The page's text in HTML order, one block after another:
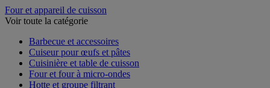
Four et appareil de cuisson
Voir toute la catégorie
Barbecue et accessoires
Cuiseur pour œufs et pâtes
Cuisinière et table de cuisson
Four et four à micro-ondes
Hotte et groupe filtrant